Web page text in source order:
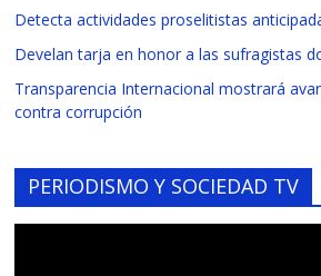
Detecta actividades proselitistas
Develan tarja en honor a las sufragistas
Transparencia Internacional mostrará
contra corrupción
PERIODISMO Y SOCIEDAD TV